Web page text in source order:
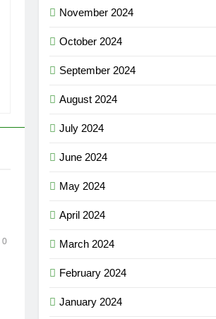
0
November 2024
October 2024
September 2024
August 2024
July 2024
June 2024
May 2024
April 2024
March 2024
February 2024
January 2024